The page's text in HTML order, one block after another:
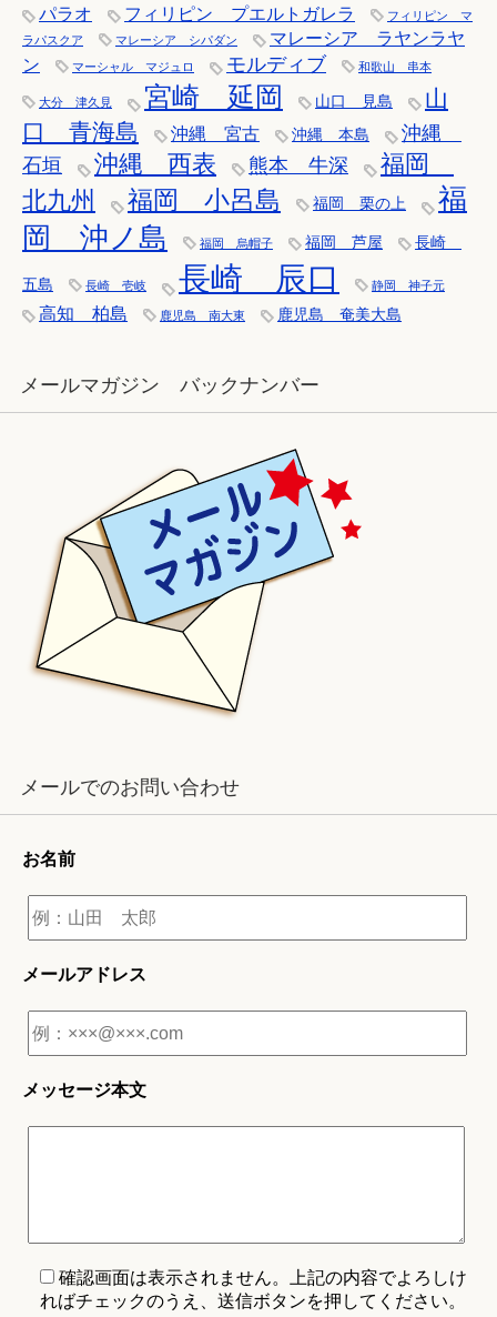
パラオ フィリピン プエルトガレラ
フィリピン マ
ラパスクア
マレーシア シパダン
マレーシア ラヤンラヤ
ン
マーシャル マジュロ モルディブ 和歌山 串本
大分 津久見 宮崎 延岡 山口 見島
山
口 青海島
沖縄 宮古 沖縄 本島
沖縄
石垣
沖縄 西表 熊本 牛深
福岡
北九州
福岡 小呂島 福岡 栗の上
福
岡 沖ノ島
福岡 烏帽子 福岡 芦屋 長崎
五島 長崎 壱岐 長崎 辰口 静岡 神子元
高知 柏島 鹿児島 南大東 鹿児島 奄美大島
メールマガジン バックナンバー
メールでのお問い合わせ
お名前
メールアドレス
メッセージ本文
確認画面は表示されません。上記の内容でよろしけ
ればチェックのうえ、送信ボタンを押してください。